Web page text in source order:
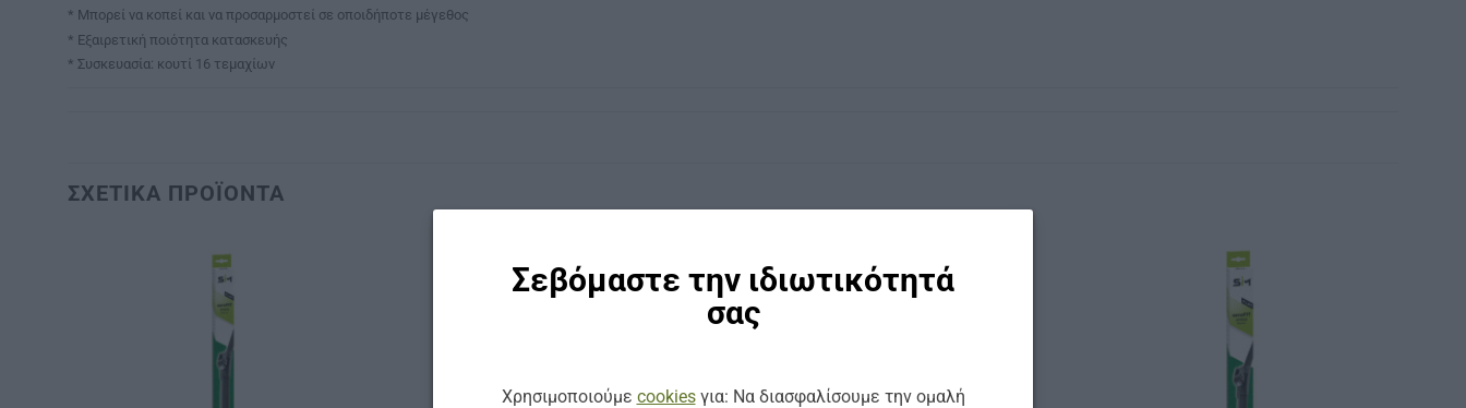
Σεβόμαστε την ιδιωτικότητά
σας
Χρησιμοποιούμε cookiesγια: Να διασφαλίσουμε την ομαλή
* Μπορεί να κοπεί και να προσαρμοστεί σε οποιδήποτε μέγεθος
* Εξαιρετική ποιότητα κατασκευής
* Συσκευασία: κουτί 16 τεμαχίων
ΣΧΕΤΙΚΆ ΠΡΟΪΌΝΤΑ